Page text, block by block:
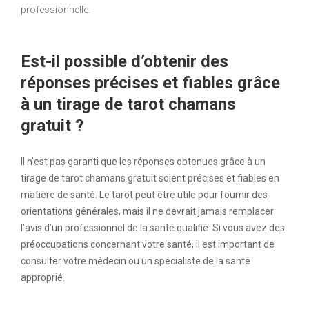
professionnelle.
Est-il possible d’obtenir des
réponses précises et fiables grâce
à un tirage de tarot chamans
gratuit ?
Il n’est pas garanti que les réponses obtenues grâce à un
tirage de tarot chamans gratuit soient précises et fiables en
matière de santé. Le tarot peut être utile pour fournir des
orientations générales, mais il ne devrait jamais remplacer
l’avis d’un professionnel de la santé qualifié. Si vous avez des
préoccupations concernant votre santé, il est important de
consulter votre médecin ou un spécialiste de la santé
approprié.